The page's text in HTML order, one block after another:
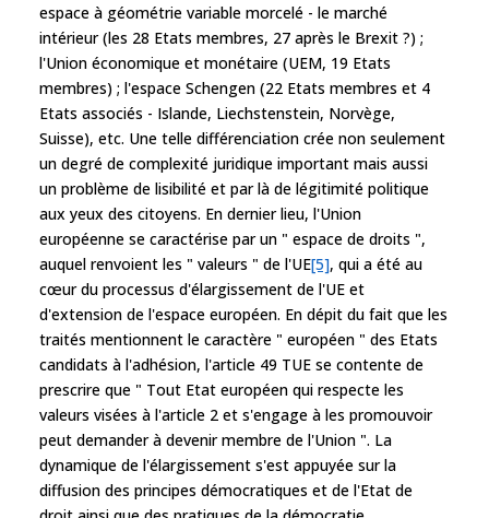
espace à géométrie variable morcelé - le marché
intérieur (les 28 Etats membres, 27 après le Brexit ?) ;
l'Union économique et monétaire (UEM, 19 Etats
membres) ; l'espace Schengen (22 Etats membres et 4
Etats associés - Islande, Liechstenstein, Norvège,
Suisse), etc. Une telle différenciation crée non seulement
un degré de complexité juridique important mais aussi
un problème de lisibilité et par là de légitimité politique
aux yeux des citoyens. En dernier lieu, l'Union
européenne se caractérise par un " espace de droits ",
auquel renvoient les " valeurs " de l'UE[5], qui a été au
cœur du processus d'élargissement de l'UE et
d'extension de l'espace européen. En dépit du fait que les
traités mentionnent le caractère " européen " des Etats
candidats à l'adhésion, l'article 49 TUE se contente de
prescrire que " Tout Etat européen qui respecte les
valeurs visées à l'article 2 et s'engage à les promouvoir
peut demander à devenir membre de l'Union ". La
dynamique de l'élargissement s'est appuyée sur la
diffusion des principes démocratiques et de l'Etat de